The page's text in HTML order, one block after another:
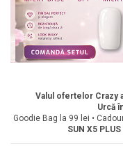
Valul ofertelor Crazy
Urcă
Goodie Bag la 99 lei •
SUN X5